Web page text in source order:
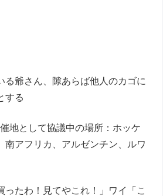
アのF1記者たちの多くが2026
鹿とスパをワーストレースに挙
る爺さん、隙あらば他人のカゴに
する
地として協議中の場所：ホッケ
南アフリカ、アルゼンチン、ルワ
ったわ！見てやこれ！」ワイ「こ